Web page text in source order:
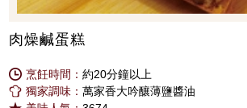
肉燥鹹蛋糕
烹飪時間：約20分鐘以上
獨家調味：萬家香大吟釀薄鹽醬油